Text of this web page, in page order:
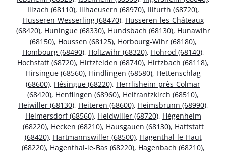
Illzach (68110), Illhaeusern (68970), Illfurth (68720),
Husseren-Wesserling (68470), Husseren-les-Châteaux
(68420), Huningue (68330), Hundsbach (68130), Hunawihr
(68150), Houssen (68125), Horbourg-Wihr (68180),
Hombourg (68490), Holtzwihr (68320), Hohrod (68140),
Hochstatt (68720), Hirtzfelden (68740), Hirtzbach (68118),
Hirsingue (68560), Hindlingen (68580), Hettenschlag
(68600), Hésingue (68220), Herrlisheim-près-Colmar
(68420), Henflingen (68960), Helfrantzkirch (68510),
Heiwiller (68130), Heiteren (68600), Heimsbrunn (68990),
Heimersdorf (68560), Heidwiller (68720), Hégenheim
(68220), Hecken (68210), Hausgauen (68130), Hattstatt
(68420), Hartmannswiller (68500), Hagenthal-le-Haut
(68220), Hagenthal-le-Bas (68220), Hagenbach (68210),